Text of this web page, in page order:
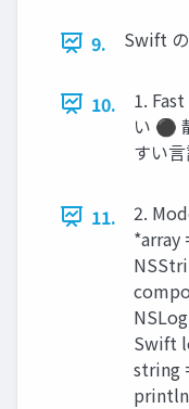
9. Swift
10.
1.
い ⚫
すい
11.
2.
*array
Swift
string